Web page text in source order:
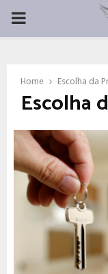
PRIMARY
Home Escolha da
Escolha